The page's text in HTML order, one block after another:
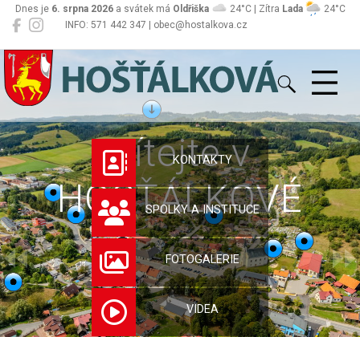
INFO: 571 442 347 | obec@hostalkova.cz
Dnes je 6. srpna 2026a svátek má Oldřiška 24°C | Zítra Lada 24°C
Hošťálková
Vítejte v
HOŠŤÁLKOVÉ
KONTAKTY
SPOLKY A INSTITUCE
FOTOGALERIE
VIDEA